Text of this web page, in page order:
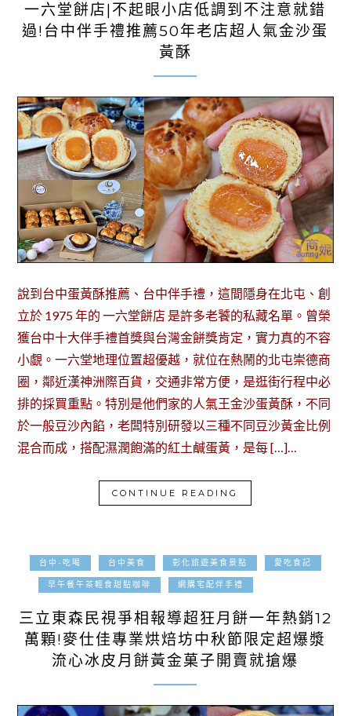
一六堂餅店|不起眼小店低調到不注意就錯
過!台中伴手禮推薦50年老店超人氣金沙蛋
黃酥
說到台中蛋黃酥推薦、台中伴手禮，這間隱身在北屯、創
立於 1975 年的 一六堂餅店 是許多老饕的私藏名單。曾榮
獲台中十大伴手禮首獎與台灣金餅獎肯定，實力真的不容
小覷。一六堂地理位置超優越，就位在熱鬧的北屯崇德商
圈，鄰近漢神洲際百貨，交通非常方便，是逛街行程中必
排的採買重點。特別是他們家的人氣王金沙蛋黃酥，不同
於一般豆沙內餡，老闆特別研發以三種不同豆沙黃金比例
混合而成，搭配濕潤飽滿的紅土鹹蛋黃，是每 […]…
CONTINUE READING
台中-吃喝 台中美食 彰化旅遊美食景點 愛吃食記
早午餐午茶輕食甜點咖啡 網購宅配伴手禮
三立東森民視爭相報導超狂月餅一年熱銷12
萬顆!麥仕佳專業烘焙坊中秋節限定超爆漿
流心冰皮月餅黃金菓子開賣就搶爆